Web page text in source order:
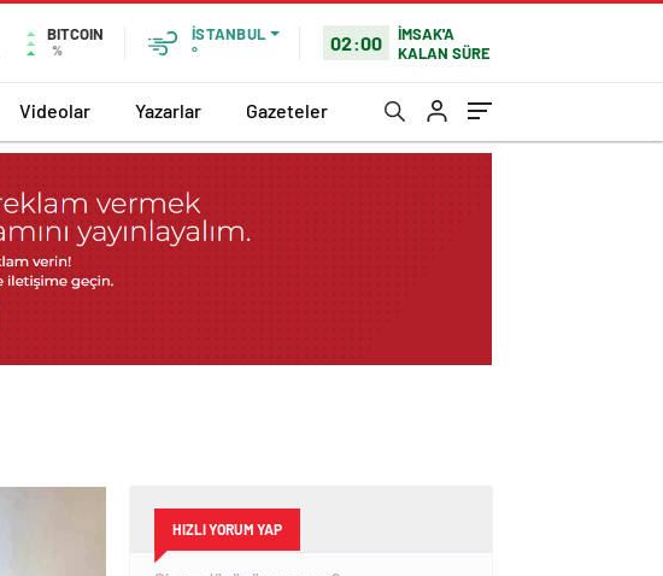
BITCOIN
%
İSTANBUL
°
02:00
İMSAK'A
KALAN SÜRE
Videolar Yazarlar Gazeteler
HIZLI YORUM YAP